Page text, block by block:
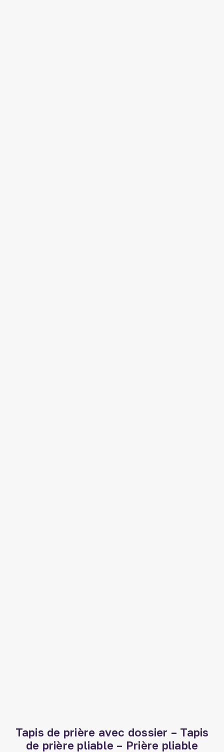
Tapis de prière avec dossier – Tapis
de prière pliable – Prière pliable